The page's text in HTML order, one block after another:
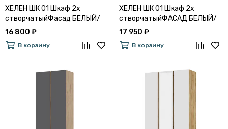
ХЕЛЕН ШК 01 Шкаф 2х
створчатыйФасад БЕЛЫЙ/
Корпус БЕЛЫЙ
16 800 ₽
В корзину
ХЕЛЕН ШК 01 Шкаф 2х
створчатыйФАСАД БЕЛЫЙ/
КОРПУС ДУБ КРАФТ ЗОЛОТО
17 950 ₽
В корзину